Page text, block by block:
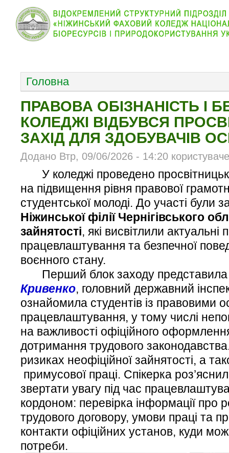
Головна
ПРАВОВА ОБІЗНАНІСТЬ І
КОЛЕДЖІ ВІДБУВСЯ
ЗАХІД ДЛЯ ЗДОБУВАЧІВ
Додано Втр, 09/06/2026 - 14:20
У коледжі проведено
на підвищення рівня правової
студентської молоді. До участі були
Ніжинської філії Чернігівського
зайнятості, які висвітлили актуальні
працевлаштування та безпечної
воєнного стану.
Перший блок заходу
Кривенко, головний державний
ознайомила студентів із правовими
працевлаштування, у тому числі
на важливості офіційного
дотримання трудового
ризиках неофіційної зайнятості, а
примусової праці. Спікерка
звертати увагу під час
кордоном: перевірка інформації про
трудового договору, умови праці та
контакти офіційних установ, куди
потреби.